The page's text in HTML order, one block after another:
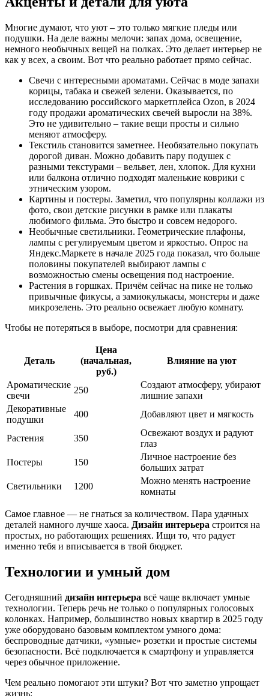
Многие думают, что уют – это только мягкие пледы или
подушки. На деле важны мелочи: запах дома, освещение,
немного необычных вещей на полках. Это делает интерьер не
как у всех, а своим. Вот что реально работает прямо сейчас.
Свечи с интересными ароматами. Сейчас в моде запахи
корицы, табака и свежей зелени. Оказывается, по
исследованию российского маркетплейса Ozon, в 2024
году продажи ароматических свечей выросли на 38%.
Это не удивительно – такие вещи просты и сильно
меняют атмосферу.
Текстиль становится заметнее. Необязательно покупать
дорогой диван. Можно добавить пару подушек с
разными текстурами – вельвет, лен, хлопок. Для кухни
или балкона отлично подходят маленькие коврики с
этническим узором.
Картины и постеры. Заметил, что популярны коллажи из
фото, свои детские рисунки в рамке или плакаты
любимого фильма. Это быстро и совсем недорого.
Необычные светильники. Геометрические плафоны,
лампы с регулируемым цветом и яркостью. Опрос на
Яндекс.Маркете в начале 2025 года показал, что больше
половины покупателей выбирают лампы с
возможностью смены освещения под настроение.
Растения в горшках. Причём сейчас на пике не только
привычные фикусы, а замиокулькасы, монстеры и даже
микрозелень. Это реально освежает любую комнату.
Чтобы не потеряться в выборе, посмотри для сравнения:
Деталь
Цена
(начальная,
руб.)
Влияние на уют
Ароматические
свечи
250
Создают атмосферу, убирают
лишние запахи
Декоративные
подушки
400 Добавляют цвет и мягкость
Растения 350
Освежают воздух и радуют
глаз
Постеры
150
Личное настроение без
больших затрат
Светильники
1200
Можно менять настроение
комнаты
Самое главное — не гнаться за количеством. Пара удачных
деталей намного лучше хаоса. Дизайн интерьера строится на
простых, но работающих решениях. Ищи то, что радует
именно тебя и вписывается в твой бюджет.
Технологии и умный дом
Сегодняшний дизайн интерьера всё чаще включает умные
технологии. Теперь речь не только о популярных голосовых
колонках. Например, большинство новых квартир в 2025 году
уже оборудовано базовым комплектом умного дома:
беспроводные датчики, «умные» розетки и простые системы
безопасности. Всё подключается к смартфону и управляется
через обычное приложение.
Чем реально помогают эти штуки? Вот что заметно упрощает
жизнь: